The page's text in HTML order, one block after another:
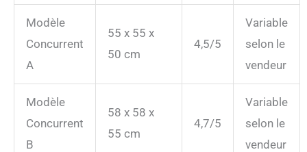
Modèle
Concurrent
A
55 x 55 x
50 cm
4,5/5
Variable
selon le
vendeur
Modèle
Concurrent
B
58 x 58 x
55 cm
4,7/5
Variable
selon le
vendeur